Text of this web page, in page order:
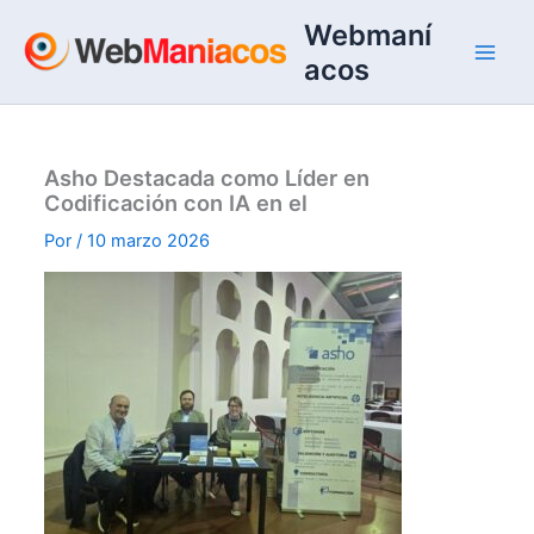
contenido
Webmaní
acos
Asho Destacada como Líder en
Codificación con IA en el
Por/10 marzo 2026